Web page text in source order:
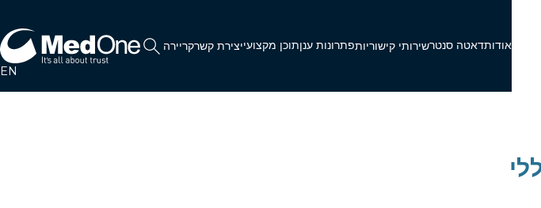
אודותדאטה סנטרשירותי קישוריותפתרונות ענןתוכן מקצועייצירת קשרקריירה
EN